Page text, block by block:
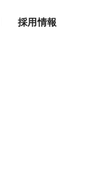
採用情報